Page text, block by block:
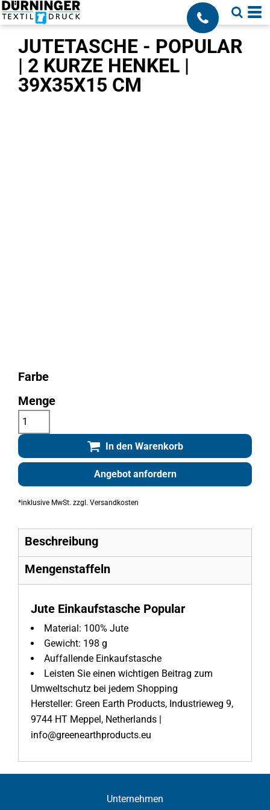
;
JUTETASCHE - POPULAR
| 2 KURZE HENKEL |
39X35X15 CM
Farbe
Menge
In den Warenkorb
*inklusive MwSt. zzgl. Versandkosten
Beschreibung
Mengenstaffeln
Jute Einkaufstasche Popular
Material: 100% Jute
Gewicht: 198 g
Auffallende Einkaufstasche
Leisten Sie einen wichtigen Beitrag zum
Umweltschutz bei jedem Shopping
Hersteller: Green Earth Products, Industrieweg 9,
9744 HT Meppel, Netherlands |
info@greenearthproducts.eu
Angebot anfordern
Unternehmen